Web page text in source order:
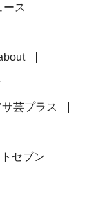
ース
サ芸プラス
セブン